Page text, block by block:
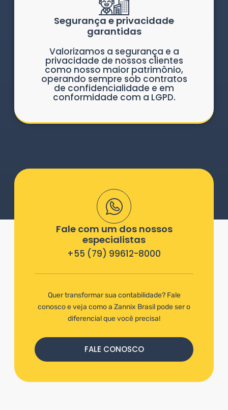
Segurança e privacidade
garantidas
Valorizamos a segurança e a
privacidade de nossos clientes
como nosso maior patrimônio,
operando sempre sob contratos
de confidencialidade e em
conformidade com a LGPD.
Fale com um dos nossos
especialistas
+55 (79) 99612-8000
Quer transformar sua contabilidade? Fale
conosco e veja como a Zannix Brasil pode ser o
diferencial que você precisa!
FALE CONOSCO